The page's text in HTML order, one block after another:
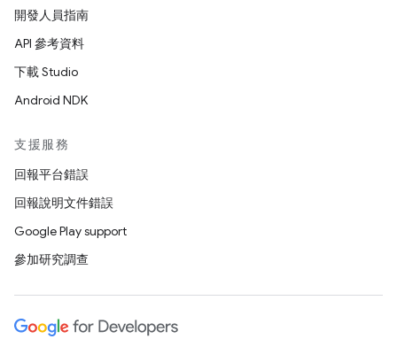
開發人員指南
API 參考資料
下載 Studio
Android NDK
支援服務
回報平台錯誤
回報說明文件錯誤
Google Play support
參加研究調查